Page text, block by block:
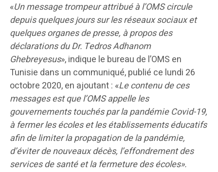
«Un message trompeur attribué à l’OMS circule
depuis quelques jours sur les réseaux sociaux et
quelques organes de presse, à propos des
déclarations du Dr. Tedros Adhanom
Ghebreyesus», indique le bureau de l’OMS en
Tunisie dans un communiqué, publié ce lundi 26
octobre 2020, en ajoutant : «Le contenu de ces
messages est que l’OMS appelle les
gouvernements touchés par la pandémie Covid-19,
à fermer les écoles et les établissements éducatifs
afin de limiter la propagation de la pandémie,
d’éviter de nouveaux décès, l’effondrement des
services de santé et la fermeture des écoles».